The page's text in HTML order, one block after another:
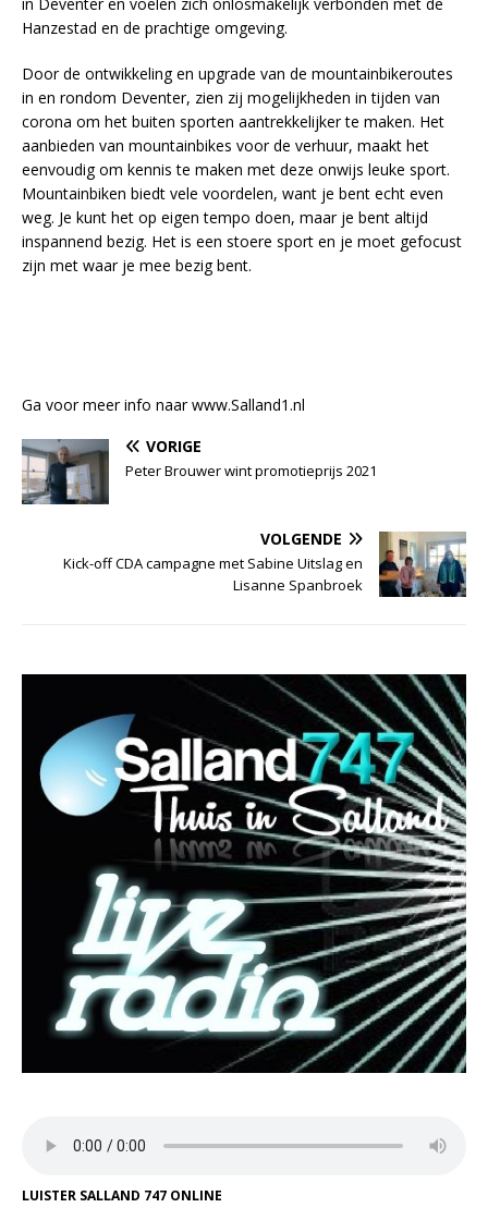
Hanzestad en de prachtige omgeving.
Door de ontwikkeling en upgrade van de mountainbikeroutes
in en rondom Deventer, zien zij mogelijkheden in tijden van
corona om het buiten sporten aantrekkelijker te maken. Het
aanbieden van mountainbikes voor de verhuur, maakt het
eenvoudig om kennis te maken met deze onwijs leuke sport.
Mountainbiken biedt vele voordelen, want je bent echt even
weg. Je kunt het op eigen tempo doen, maar je bent altijd
inspannend bezig. Het is een stoere sport en je moet gefocust
zijn met waar je mee bezig bent.
Ga voor meer info naar www.Salland1.nl
VORIGE
Peter Brouwer wint promotieprijs 2021
VOLGENDE
Kick-off CDA campagne met Sabine Uitslag en
Lisanne Spanbroek
LUISTER SALLAND 747 ONLINE